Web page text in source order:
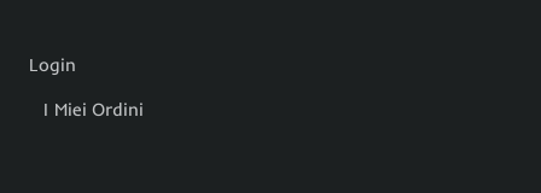
Login
I Miei Ordini